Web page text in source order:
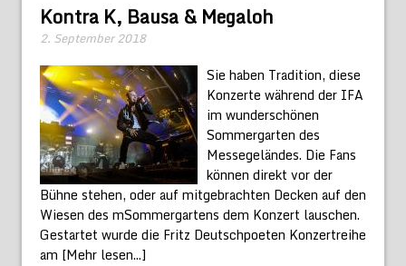
Kontra K, Bausa & Megaloh
2. September 2018
Sie haben Tradition, diese
Konzerte während der IFA
im wunderschönen
Sommergarten des
Messegeländes. Die Fans
können direkt vor der
Bühne stehen, oder auf mitgebrachten Decken auf den
Wiesen des mSommergartens dem Konzert lauschen.
Gestartet wurde die Fritz Deutschpoeten Konzertreihe
am [Mehr lesen...]